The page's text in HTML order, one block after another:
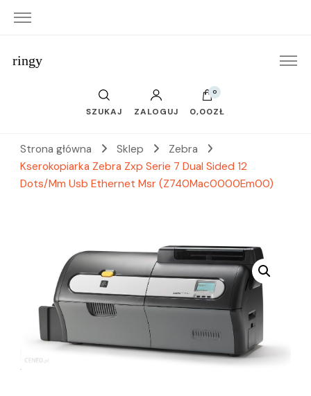
ringy
SZUKAJ ZALOGUJ
0
0,00ZŁ
Strona główna Sklep
Zebra
Kserokopiarka Zebra Zxp Serie 7 Dual Sided 12
Dots/Mm Usb Ethernet Msr (Z740Mac0000Em00)